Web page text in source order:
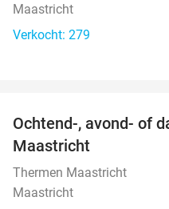
Maastricht
Verkocht: 279
Ochtend-, avond- of
Maastricht
Thermen Maastricht
Maastricht